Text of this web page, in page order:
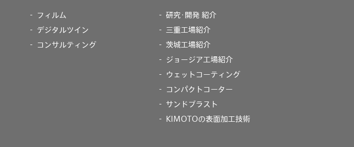
フィルム
デジタルツイン
コンサルティング
研究･開発 紹介
三重工場紹介
茨城工場紹介
ジョージア工場紹介
ウェットコーティング
コンパクトコーター
サンドブラスト
KIMOTOの表面加工技術